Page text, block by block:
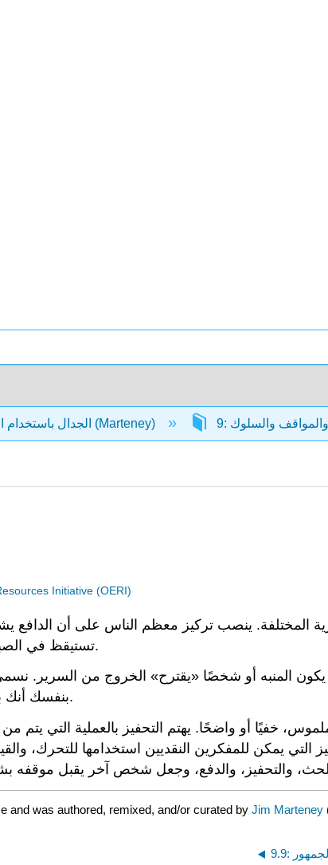
الجدال باستخدام التفكير النقدي (Marteney)
Initiative (OERI)
المختلفة. ينصب تركيز معظم الناس على أن الدافع
تستيقظ في الصباح، يحفزك شيء ما على النهوض من السرير والبدء في اليوم.
المنبه أو شخصًا «يقترح» الخروج من السرير.
بنفسك أنك بحاجة للبدء. نحن نسمي هذا التحفيز الداخلي، الدافع الجوهري.
خفيًا أو واضحًا. يهتم التحفيز بالعملية التي
للمفكرين النقديين استخدامها للتحرك، والقيادة،
and was authored, remixed, and/or curated by Jim Marteney